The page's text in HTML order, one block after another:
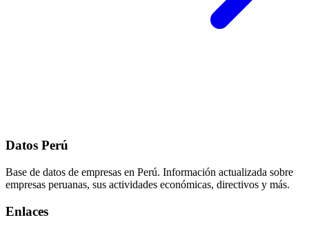
Datos Perú
Base de datos de empresas en Perú. Información actualizada sobre
empresas peruanas, sus actividades económicas, directivos y más.
Enlaces